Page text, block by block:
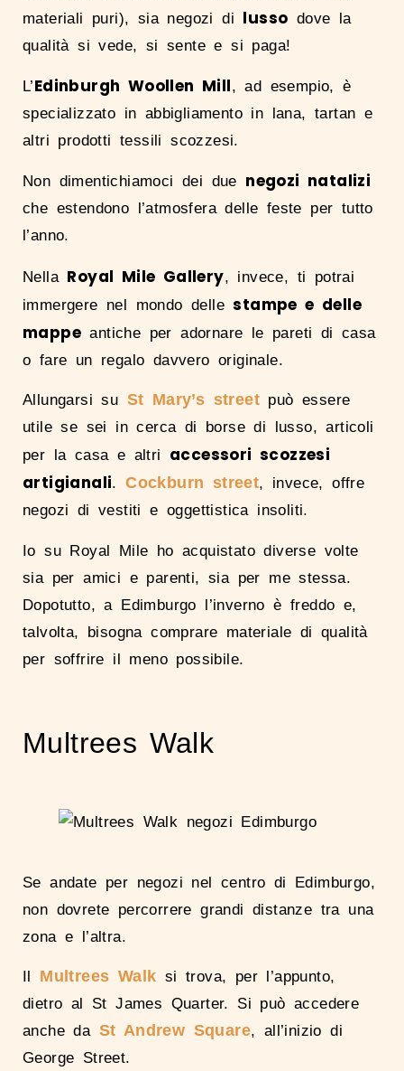
materiali puri), sia negozi di lusso dove la
qualità si vede, si sente e si paga!
L’Edinburgh Woollen Mill, ad esempio, è
specializzato in abbigliamento in lana, tartan e
altri prodotti tessili scozzesi.
Non dimentichiamoci dei due negozi natalizi
che estendono l’atmosfera delle feste per tutto
l’anno.
Nella Royal Mile Gallery, invece, ti potrai
immergere nel mondo dellestampe e delle
mappe antiche per adornare le pareti di casa
o fare un regalo davvero originale.
Allungarsi su St Mary’s street può essere
utile se sei in cerca di borse di lusso, articoli
per la casa e altri accessori scozzesi
artigianali.Cockburn street, invece, offre
negozi di vestiti e oggettistica insoliti.
Io su Royal Mile ho acquistato diverse volte
sia per amici e parenti, sia per me stessa.
Dopotutto, a Edimburgo l’inverno è freddo e,
talvolta, bisogna comprare materiale di qualità
per soffrire il meno possibile.
Multrees Walk
Se andate per negozi nel centro di Edimburgo,
non dovrete percorrere grandi distanze tra una
zona e l’altra.
Multrees Walk si trova, per l’appunto,
dietro al St James Quarter. Si può accedere
anche da St Andrew Square, all’inizio di
George Street.